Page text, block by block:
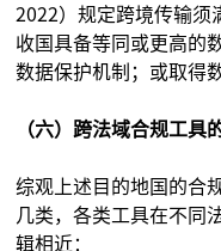
2022）规定跨境传输须
收国具备等同或更高的
数据保护机制；或取得
（六）跨法域合规工具
综观上述目的地国的合
几类，各类工具在不同
辑相近：